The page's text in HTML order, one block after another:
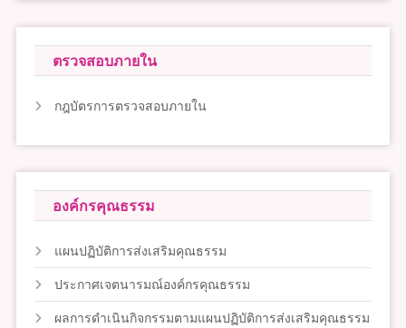
ตรวจสอบภายใน
กฎบัตรการตรวจสอบภายใน
องค์กรคุณธรรม
แผนปฏิบัติการส่งเสริมคุณธรรม
ประกาศเจตนารมณ์องค์กรคุณธรรม
ผลการดำเนินกิจกรรมตามแผนปฏิบัติการส่งเสริมคุณธรรม